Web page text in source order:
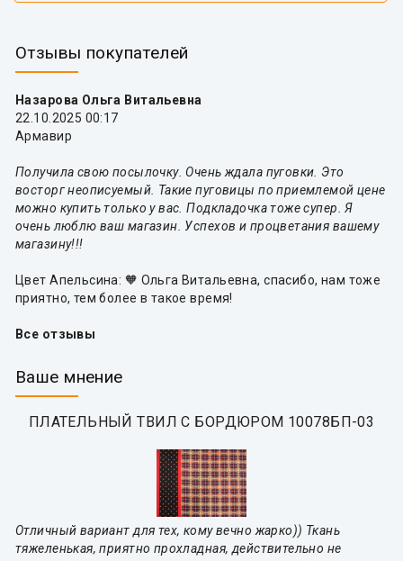
Отзывы покупателей
Назарова Ольга Витальевна
22.10.2025 00:17
Армавир
Получила свою посылочку. Очень ждала пуговки. Это
восторг неописуемый. Такие пуговицы по приемлемой цене
можно купить только у вас. Подкладочка тоже супер. Я
очень люблю ваш магазин. Успехов и процветания вашему
магазину!!!
Цвет Апельсина: 🧡 Ольга Витальевна, спасибо, нам тоже
приятно, тем более в такое время!
Все отзывы
Ваше мнение
ПЛАТЕЛЬНЫЙ ТВИЛ С БОРДЮРОМ 10078БП-03
Отличный вариант для тех, кому вечно жарко)) Ткань
тяжеленькая, приятно прохладная, действительно не